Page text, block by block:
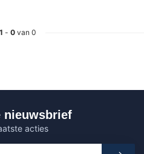
1 - 0 van 0
nieuwsbrief
acties